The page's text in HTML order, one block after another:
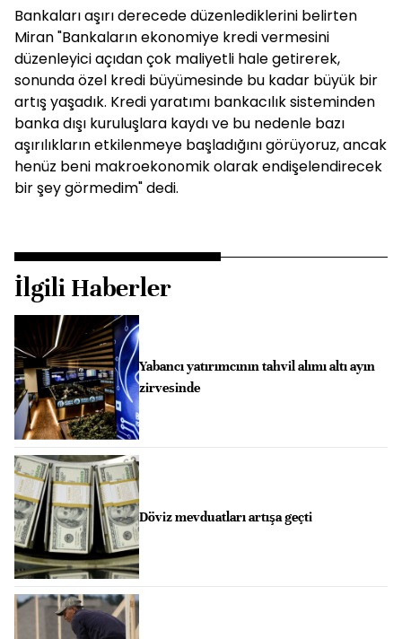
Bankaları aşırı derecede düzenlediklerini belirten
Miran "Bankaların ekonomiye kredi vermesini
düzenleyici açıdan çok maliyetli hale getirerek,
sonunda özel kredi büyümesinde bu kadar büyük bir
artış yaşadık. Kredi yaratımı bankacılık sisteminden
banka dışı kuruluşlara kaydı ve bu nedenle bazı
aşırılıkların etkilenmeye başladığını görüyoruz, ancak
henüz beni makroekonomik olarak endişelendirecek
bir şey görmedim" dedi.
İlgili Haberler
Yabancı yatırımcının tahvil alımı altı ayın
zirvesinde
Döviz mevduatları artışa geçti